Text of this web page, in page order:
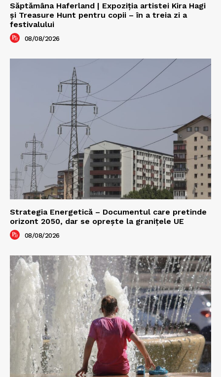
Săptămâna Haferland | Expoziţia artistei Kira Hagi
şi Treasure Hunt pentru copii – în a treia zi a
festivalului
08/08/2026
Strategia Energetică – Documentul care pretinde
orizont 2050, dar se oprește la granițele UE
08/08/2026